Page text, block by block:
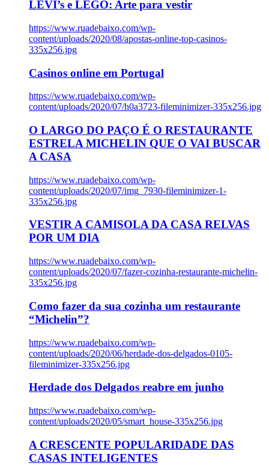
LEVI’s e LEGO: Arte para vestir
https://www.ruadebaixo.com/wp-
content/uploads/2020/08/apostas-online-top-casinos-
335x256.jpg
Casinos online em Portugal
https://www.ruadebaixo.com/wp-
content/uploads/2020/07/h0a3723-fileminimizer-335x256.jpg
O LARGO DO PAÇO É O RESTAURANTE
ESTRELA MICHELIN QUE O VAI BUSCAR
A CASA
https://www.ruadebaixo.com/wp-
content/uploads/2020/07/img_7930-fileminimizer-1-
335x256.jpg
VESTIR A CAMISOLA DA CASA RELVAS
POR UM DIA
https://www.ruadebaixo.com/wp-
content/uploads/2020/07/fazer-cozinha-restaurante-michelin-
335x256.jpg
Como fazer da sua cozinha um restaurante
“Michelin”?
https://www.ruadebaixo.com/wp-
content/uploads/2020/06/herdade-dos-delgados-0105-
fileminimizer-335x256.jpg
Herdade dos Delgados reabre em junho
https://www.ruadebaixo.com/wp-
content/uploads/2020/05/smart_house-335x256.jpg
A CRESCENTE POPULARIDADE DAS
CASAS INTELIGENTES